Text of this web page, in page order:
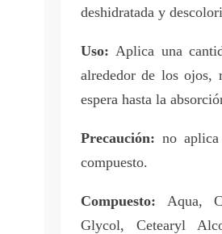
deshidratada y
Uso: Aplica una
alrededor de los ojos,
espera hasta la
Precaución: no
compuesto.
Compuesto: Aqua,
Glycol, Cetearyl